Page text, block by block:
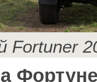
Fortuner